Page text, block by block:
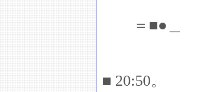
＝■●＿
■ 20:50。